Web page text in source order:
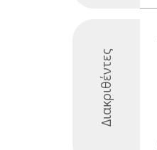
Διακριθέντες